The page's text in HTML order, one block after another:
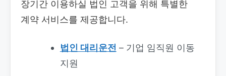
장기간 이용하실 법인 고객을 위해 특별한
계약 서비스를 제공합니다.
법인 대리운전 – 기업 임직원 이동
지원